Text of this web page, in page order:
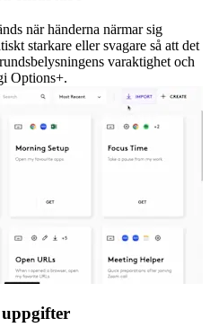
när händerna närmar sig
starkare eller svagare så att det
varaktighet och
Options+.